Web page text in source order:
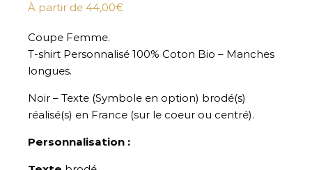
À partir de 44,00€
Coupe Femme.
T-shirt Personnalisé 100% Coton Bio – Manches
longues.
Noir – Texte (Symbole en option) brodé(s)
réalisé(s) en France (sur le coeur ou centré).
Personnalisation :